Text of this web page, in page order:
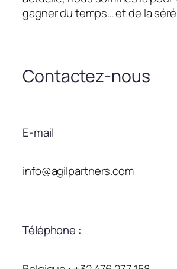
gagner du temps… et de la
Contactez-nous
E-mail
info@agilpartners.com
Téléphone :